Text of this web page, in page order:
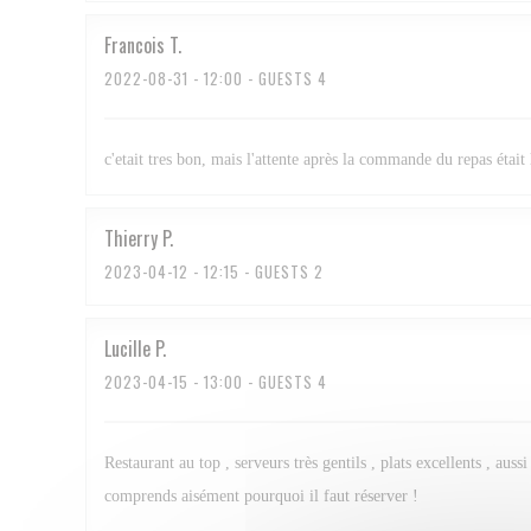
Francois T
2022-08-31 - 12:00 - GUESTS 4
c'etait tres bon, mais l'attente après la commande du repas
Thierry P
2023-04-12 - 12:15 - GUESTS 2
Lucille P
2023-04-15 - 13:00 - GUESTS 4
Restaurant au top , serveurs très gentils , plats excellents ,
comprends aisément pourquoi il faut réserver !